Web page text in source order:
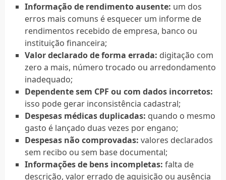
Informação de rendimento ausente: um dos
erros mais comuns é esquecer um informe de
rendimentos recebido de empresa, banco ou
instituição financeira;
Valor declarado de forma errada: digitação com
zero a mais, número trocado ou arredondamento
inadequado;
Dependente sem CPF ou com dados incorretos:
isso pode gerar inconsistência cadastral;
Despesas médicas duplicadas: quando o mesmo
gasto é lançado duas vezes por engano;
Despesas não comprovadas: valores declarados
sem recibo ou sem base documental;
Informações de bens incompletas: falta de
descrição, valor errado de aquisição ou ausência